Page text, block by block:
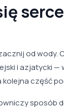
od
i azjatycki —
część
sposób